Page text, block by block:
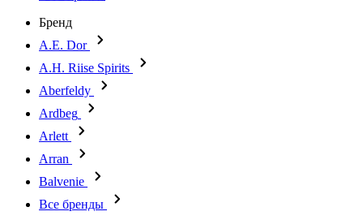
Бренд
A.E. Dor
A.H. Riise Spirits
Aberfeldy
Ardbeg
Arlett
Arran
Balvenie
Все бренды